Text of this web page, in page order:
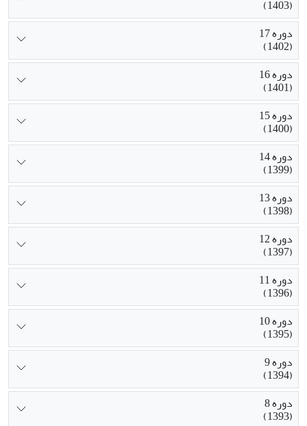
(1403)
دوره 17
(1402)
دوره 16
(1401)
دوره 15
(1400)
دوره 14
(1399)
دوره 13
(1398)
دوره 12
(1397)
دوره 11
(1396)
دوره 10
(1395)
دوره 9
(1394)
دوره 8
(1393)